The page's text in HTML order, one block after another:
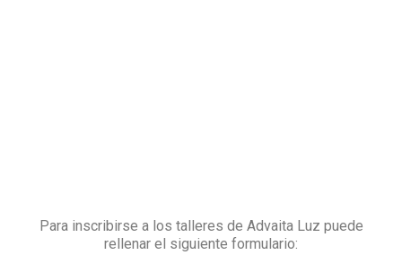
Para inscribirse a los talleres de Advaita Luz puede
rellenar el siguiente formulario: